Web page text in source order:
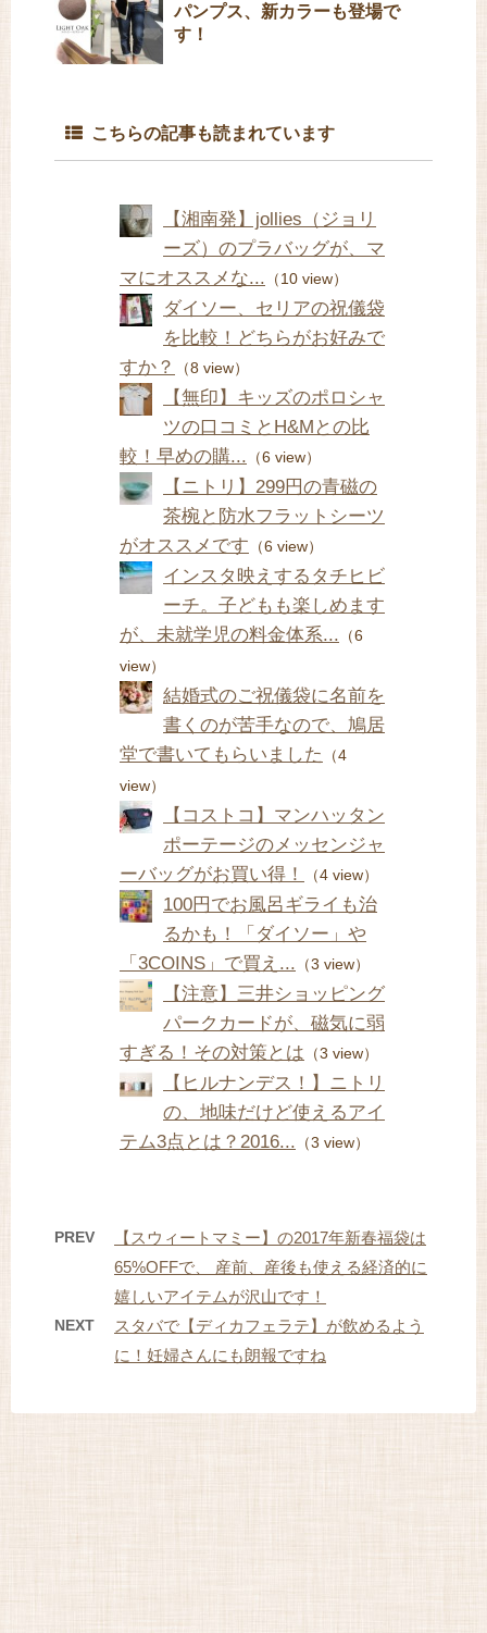
パンプス、新カラーも登場で
す！
こちらの記事も読まれています
【湘南発】jollies（ジョリ
ーズ）のプラバッグが、マ
マにオススメな... （10 view）
ダイソー、セリアの祝儀袋
を比較！どちらがお好みで
すか？
（8 view）
【無印】キッズのポロシャ
ツの口コミとH&Mとの比
較！早めの購... （6 view）
【ニトリ】299円の青磁の
茶椀と防水フラットシーツ
がオススメです （6 view）
インスタ映えするタチヒビ
ーチ。子どもも楽しめます
が、未就学児の料金体系... （6
view）
結婚式のご祝儀袋に名前を
書くのが苦手なので、鳩居
堂で書いてもらいました
（4
view）
【コストコ】マンハッタン
ポーテージのメッセンジャ
ーバッグがお買い得！
（4 view）
100円でお風呂ギライも治
るかも！「ダイソー」や
「3COINS」で買え... （3 view）
【注意】三井ショッピング
パークカードが、磁気に弱
すぎる！その対策とは （3 view）
【ヒルナンデス！】ニトリ
の、地味だけど使えるアイ
テム3点とは？2016... （3 view）
PREV
【スウィートマミー】の2017年新春福袋は
65%OFFで、 産前、産後も使える経済的に
嬉しいアイテムが沢山です！
NEXT
スタバで【ディカフェラテ】が飲めるよう
に！妊婦さんにも朗報ですね